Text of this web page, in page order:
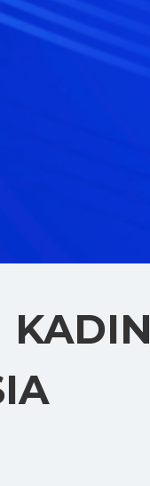
KADIN